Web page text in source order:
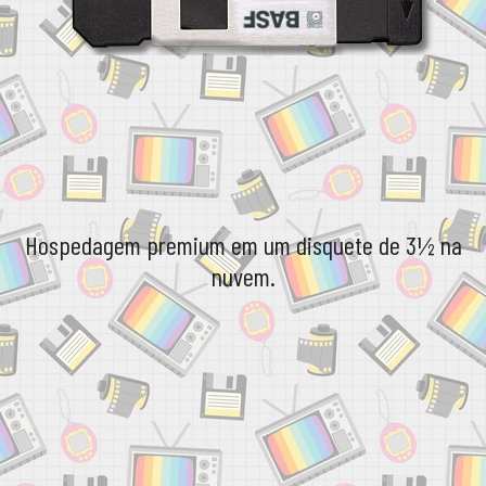
Hospedagem premium em um disquete de 3½ na
nuvem.